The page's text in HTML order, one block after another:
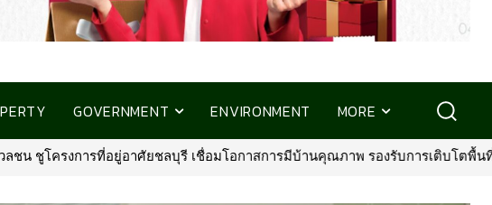
GOVERNMENT ENVIRONMENT MORE
สการมีบ้านคุณภาพ รองรับการเติบโตพื้นที่ EEC•พรูเด็นเชียล ประเทศไทย จับ